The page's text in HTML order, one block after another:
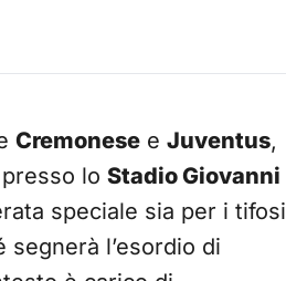
Cremonese e Juventus,
lo Stadio Giovanni
speciale sia per i tifosi
l’esordio di